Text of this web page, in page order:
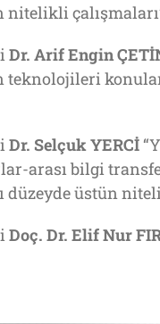
nitelikli
Dr. Arif Engin
Dr. Selçuk YERCİ
arası bilgi
üstün
Doç. Dr. Elif Nur